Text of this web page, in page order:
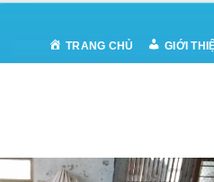
TRANG CHỦ GIỚI